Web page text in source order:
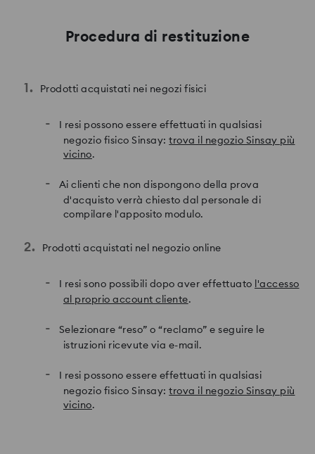
Procedura di restituzione
Prodotti acquistati nei negozi fisici
I resi possono essere effettuati in qualsiasi
negozio fisico Sinsay:trova il negozio Sinsay più
vicino.
Ai clienti che non dispongono della prova
d'acquisto verrà chiesto dal personale di
compilare l'apposito modulo.
Prodotti acquistati nel negozio online
I resi sono possibili dopo aver effettuato l'accesso
al proprio account cliente.
Selezionare “reso” o “reclamo” e seguire le
istruzioni ricevute via e-mail.
I resi possono essere effettuati in qualsiasi
negozio fisico Sinsay:trova il negozio Sinsay più
vicino.